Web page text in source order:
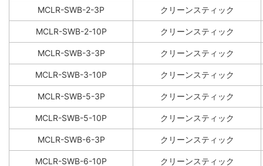
MCLR-SWB-2-3P クリーンスティック
MCLR-SWB-2-10P クリーンスティック
MCLR-SWB-3-3P クリーンスティック
MCLR-SWB-3-10P クリーンスティック
MCLR-SWB-5-3P クリーンスティック
MCLR-SWB-5-10P クリーンスティック
MCLR-SWB-6-3P クリーンスティック
MCLR-SWB-6-10P クリーンスティック